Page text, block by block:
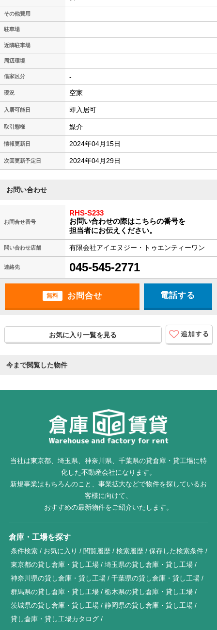
その他費用
駐車場
近隣駐車場
周辺環境
借家区分 -
現況 空家
入居可能日 即入居可
取引態様 媒介
情報更新日 2024年04月15日
次回更新予定日 2024年04月29日
お問い合わせ
お問合せ番号
RHS-S233
お問い合わせの際はこちらの番号を
担当者にお伝えください。
問い合わせ店舗 有限会社アイエヌジー・トゥエンティーワン
連絡先 045-545-2771
無料 電話する
お気に入り一覧を見る
今まで閲覧した物件
当社は東京都、埼玉県、神奈川県、千葉県の貸倉庫・貸工場に特
化した不動産会社になります。
新規事業はもちろんのこと、事業拡大などで物件を探しているお
客様に向けて、
おすすめの最新物件をご紹介いたします。
倉庫・工場を探す
条件検索 お気に入り 閲覧履歴 検索履歴
保存した検索条件
東京都の貸し倉庫・貸し工場
埼玉県の貸し倉庫・貸し工場
神奈川県の貸し倉庫・貸し工場
千葉県の貸し倉庫・貸し工場
群馬県の貸し倉庫・貸し工場
栃木県の貸し倉庫・貸し工場
茨城県の貸し倉庫・貸し工場
静岡県の貸し倉庫・貸し工場
貸し倉庫・貸し工場カタログ